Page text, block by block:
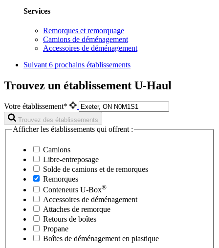
Services
Remorques et remorquage
Camions de déménagement
Accessoires de déménagement
Suivant 6 prochains établissements
Trouvez un établissement U-Haul
Votre établissement*
Trouvez des établissements
Afficher les établissements qui offrent :
Camions
Libre-entreposage
Solde de camions et de remorques
Remorques
Conteneurs U-Box®
Accessoires de déménagement
Attaches de remorque
Retours de boîtes
Propane
Boîtes de déménagement en plastique